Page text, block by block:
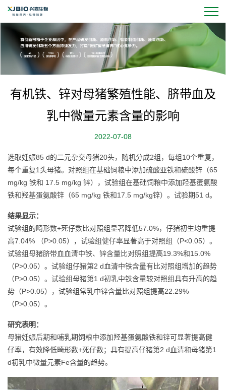
有机铁、锌对母猪繁殖性能、脐带血及
乳中微量元素含量的影响
2022-07-08
选取妊娠85 d的二元杂交母猪20头，随机分成2组，每组10个重复，
每个重复1头母猪。对照组在基础饲粮中添加硫酸亚铁和硫酸锌（65
mg/kg 铁和 17.5 mg/kg 锌），试验组在基础饲粮中添加羟基蛋氨酸
铁和羟基蛋氨酸锌（65 mg/kg 铁和17.5 mg/kg锌）。试验期51 d。
结果显示：
试验组的畸形数+死仔数比对照组显著降低57.0%，仔猪初生均重提
高7.04% （P>0.05），试验组健仔率显著高于对照组（P<0.05）。
试验组母猪脐带血血清中铁、锌含量比对照组提高19.3%和15.0%
（P>0.05）。试验组仔猪第2 d血清中铁含量有比对照组增加的趋势
（P>0.05）。试验组母猪第1 d初乳中铁含量较对照组具有升高的趋
势（P>0.05），试验组常乳中锌含量比对照组提高22.29%
（P>0.05）。
研究表明：
母猪妊娠后期和哺乳期饲粮中添加羟基蛋氨酸铁和锌可显著提高健
仔率，有效降低畸形数+死仔数；具有提高仔猪第2 d血清和母猪第1
d初乳中微量元素Fe含量的趋势。